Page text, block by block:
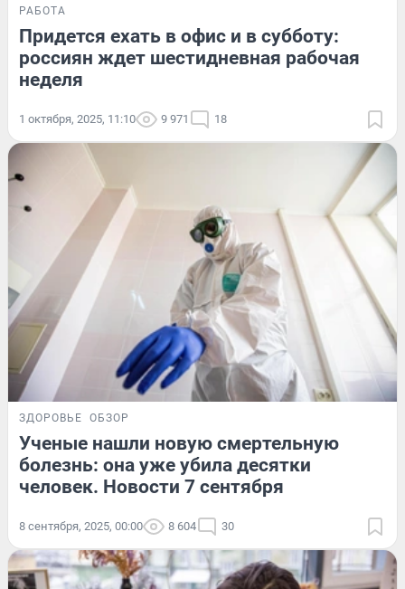
РАБОТА
Придется ехать в офис и в субботу:
россиян ждет шестидневная рабочая
неделя
1 октября, 2025, 11:10 9 971 18
ЗДОРОВЬЕ ОБЗОР
Ученые нашли новую смертельную
болезнь: она уже убила десятки
человек. Новости 7 сентября
8 сентября, 2025, 00:00 8 604 30